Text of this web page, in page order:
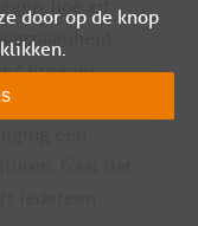
hoe zit
Vroeger
club,
door op de knop